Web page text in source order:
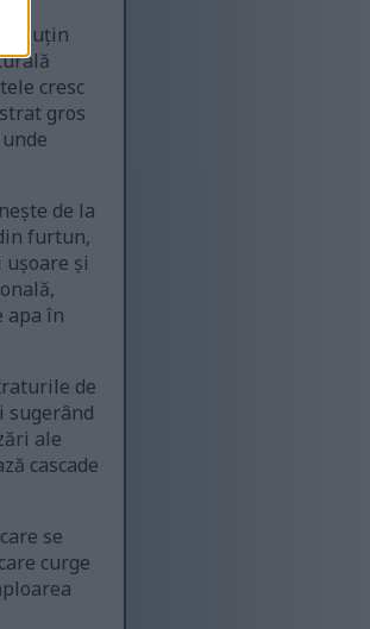
puțin
cresc
gros
de la
furtun,
și
apa în
de
sugerând
ale
cascade
se
curge